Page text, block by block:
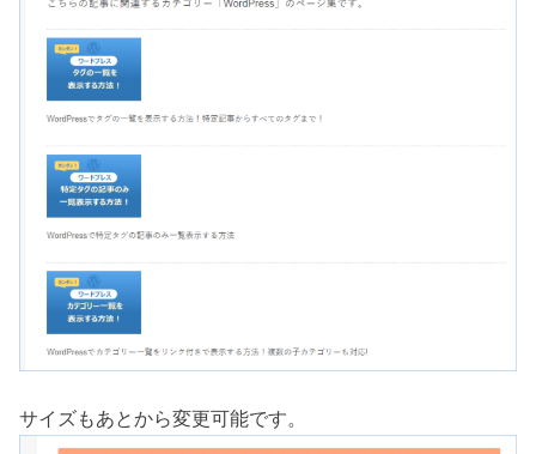
サイズもあとから変更可能です。